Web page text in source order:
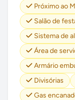
Próximo ao
Salão de
Sistema de
Área de
Armário
Divisórias
Gas